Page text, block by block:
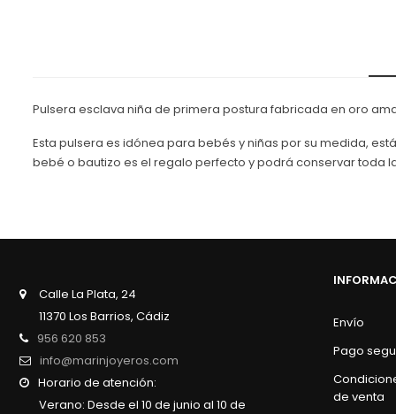
Pulsera esclava niña de primera postura fabricada en oro
Esta pulsera es idónea para bebés y niñas por su medida,
bebé o bautizo es el regalo perfecto y podrá conservar toda
Calle La Plata, 24
11370 Los Barrios, Cádiz
956 620 853
info@marinjoyeros.com
Horario de atención:
Verano: Desde el 10 de junio al 10 de
Envío
Pago
de venta